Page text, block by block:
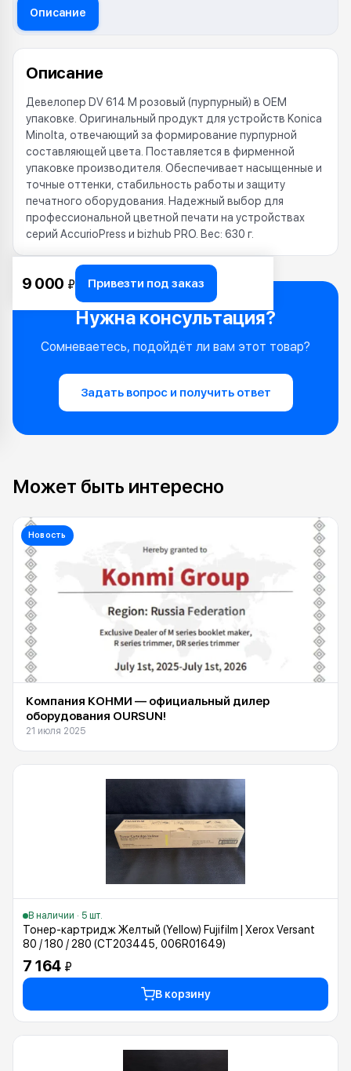
Описание
Описание
Девелопер DV 614 M розовый (пурпурный) в OEM
упаковке. Оригинальный продукт для устройств Konica
Minolta, отвечающий за формирование пурпурной
составляющей цвета. Поставляется в фирменной
упаковке производителя. Обеспечивает насыщенные и
точные оттенки, стабильность работы и защиту
печатного оборудования. Надежный выбор для
профессиональной цветной печати на устройствах
серий AccurioPress и bizhub PRO. Вес: 630 г.
9 000 ₽ Привезти под заказ
Нужна консультация?
Сомневаетесь, подойдёт ли вам этот товар?
Задать вопрос и получить ответ
Может быть интересно
Новость
Компания КОНМИ — официальный дилер
оборудования OURSUN!
21 июля 2025
В наличии · 5 шт.
Тонер-картридж Желтый (Yellow) Fujifilm | Xerox Versant
80 / 180 / 280 (CT203445, 006R01649)
7 164 ₽
В корзину